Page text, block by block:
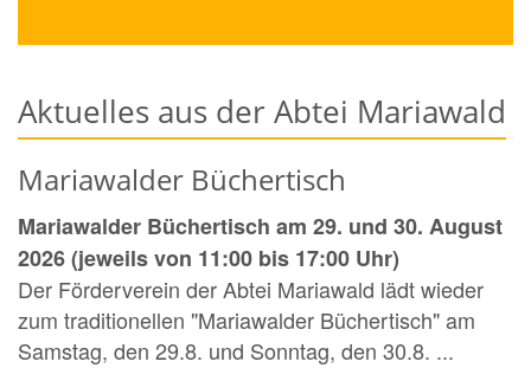
Aktuelles aus der Abtei Mariawald
Mariawalder Büchertisch
Mariawalder Büchertisch am 29. und 30. August
2026 (jeweils von 11:00 bis 17:00 Uhr)
Der Förderverein der Abtei Mariawald lädt wieder
zum traditionellen "Mariawalder Büchertisch" am
Samstag, den 29.8. und Sonntag, den 30.8. ...